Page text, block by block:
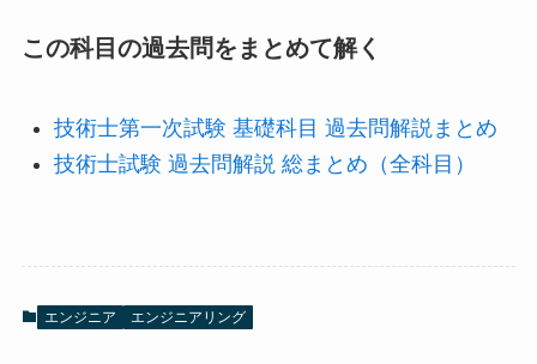
この科目の過去問をまとめて解く
技術士第一次試験 基礎科目 過去問解説まとめ
技術士試験 過去問解説 総まとめ（全科目）
エンジニア エンジニアリング